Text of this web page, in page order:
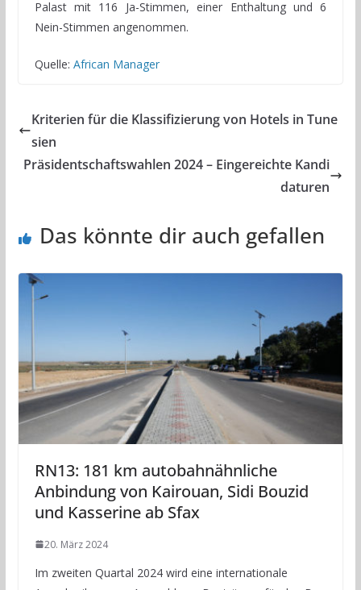
Palast mit 116 Ja-Stimmen, einer Enthaltung und 6
Nein-Stimmen angenommen.
Quelle: African Manager
Kriterien für die Klassifizierung von Hotels in Tune
sien
Präsidentschaftswahlen 2024 – Eingereichte Kandi
daturen
Das könnte dir auch gefallen
RN13: 181 km autobahnähnliche
Anbindung von Kairouan, Sidi Bouzid
und Kasserine ab Sfax
20. März 2024
Im zweiten Quartal 2024 wird eine internationale